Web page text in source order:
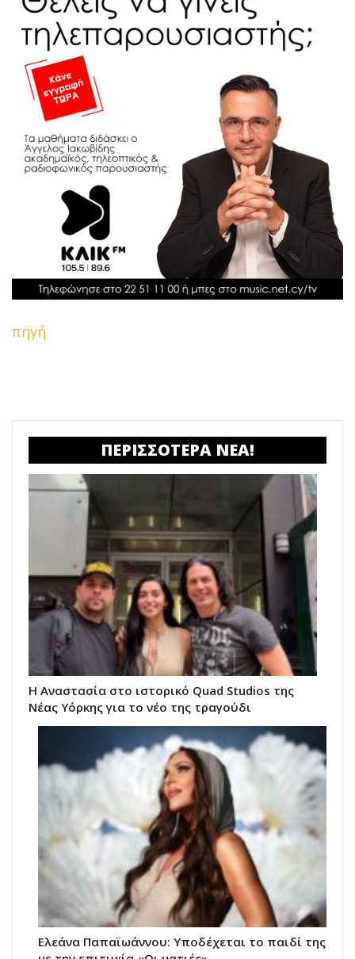
πηγή
ΠΕΡΙΣΣΟΤΕΡΑ ΝΕΑ!
Η Αναστασία στο ιστορικό Quad Studios της
Νέας Υόρκης για το νέο της τραγούδι
Ελεάνα Παπαϊωάννου: Υποδέχεται το παιδί της